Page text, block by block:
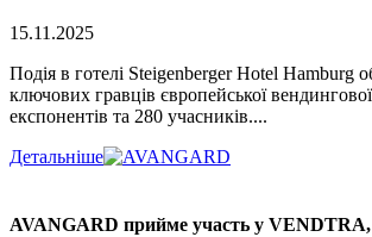
15.11.2025
Подія в готелі Steigenberger Hotel Hamburg
ключових гравців європейської вендингової
експонентів та 280 учасників....
Детальніше
AVANGARD прийме участь у